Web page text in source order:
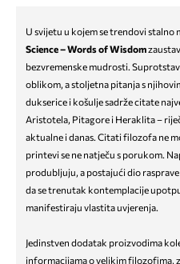
U svijetu u kojem se trendovi stalno
Science – Words of Wisdom
bezvremenske mudrosti.
oblikom, a stoljetna pitanja s
dukserice i košulje sadrže citate
Aristotela, Pitagore i Heraklita –
aktualne i danas. Citati filozofa ne
printevi se ne natječu s porukom.
produbljuju, a postajući dio
da se trenutak kontemplacije
manifestiraju vlastita uvjerenja.
Jedinstven dodatak proizvodima
informacijama o velikim filozofima,